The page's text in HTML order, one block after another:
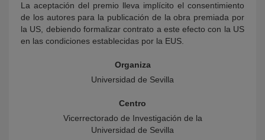
La aceptación del premio lleva implícito el consentimiento
de los autores para la publicación de la obra premiada por
la US, debiendo formalizar contrato a este efecto con la US
en las condiciones establecidas por la EUS.
Organiza
Universidad de Sevilla
Centro
Vicerrectorado de Investigación de la
Universidad de Sevilla